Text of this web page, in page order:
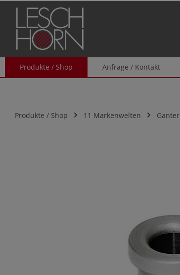
Zur Hauptnavigation springen
Produkte / Shop Anfrage / Kontakt
Produkte / Shop 11 Markenwelten Ganter